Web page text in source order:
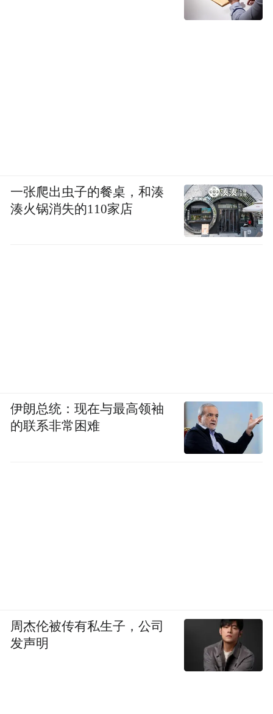
一张爬出虫子的餐桌，和湊
湊火锅消失的110家店
伊朗总统：现在与最高领袖
的联系非常困难
周杰伦被传有私生子，公司
发声明